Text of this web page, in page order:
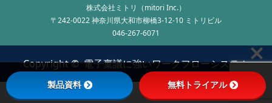
株式会社ミトリ（mitori Inc.）
〒242-0022 神奈川県大和市柳橋3-12-10 ミトリビル
046-267-6071
Copyright ©電子稟議に強いワークフローシステム
Streamline
製品資料 無料トライアル